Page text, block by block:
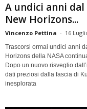
A undici anni
New Horizons...
Vincenzo Pettina - 16
Trascorsi ormai undici anni
Horizons della NASA
Dopo un nuovo risveglio
dati preziosi dalla fascia di
inesplorata